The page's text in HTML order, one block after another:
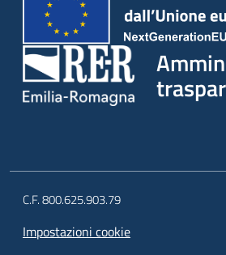
C.F. 800.625.903.79
Impostazioni cookie